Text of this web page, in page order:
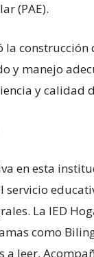
(PAE).
la
y manejo
y calidad
en esta
La IED
como
a leer,